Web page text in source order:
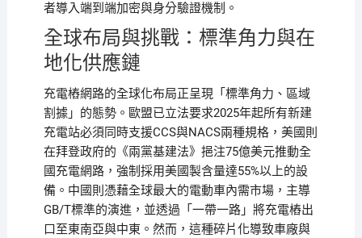
者導入端到端加密與身分驗證機制。
全球布局與挑戰：標準角力與在
地化供應鏈
充電樁網路的全球化布局正呈現「標準角力、區域
割據」的態勢。歐盟已立法要求2025年起所有新建
充電站必須同時支援CCS與NACS兩種規格，美國則
在拜登政府的《兩黨基建法》挹注75億美元推動全
國充電網路，強制採用美國製含量達55%以上的設
備。中國則憑藉全球最大的電動車內需市場，主導
GB/T標準的演進，並透過「一帶一路」將充電樁出
口至東南亞與中東。然而，這種碎片化導致車廠與